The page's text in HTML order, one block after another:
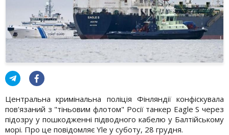
Центральна кримінальна поліція Фінляндії конфіскувала
пов'язаний з "тіньовим флотом" Росії танкер Eagle S через
підозру у пошкодженні підводного кабелю у Балтійському
морі. Про це повідомляє Yle у суботу, 28 грудня.